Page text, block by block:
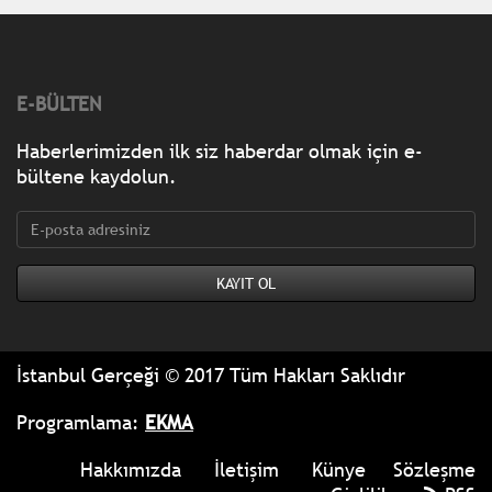
E-BÜLTEN
Haberlerimizden ilk siz haberdar olmak için e-
bültene kaydolun.
İstanbul Gerçeği © 2017 Tüm Hakları Saklıdır
Programlama: EKMA
Hakkımızda
İletişim Künye
Sözleşme